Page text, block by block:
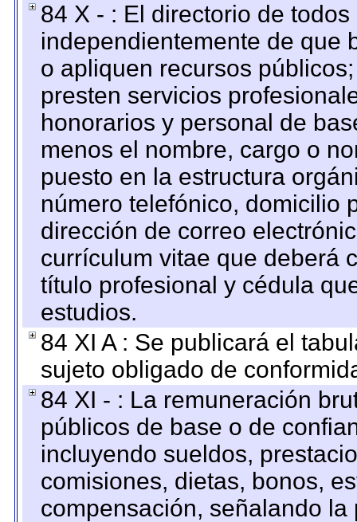
84 X - : El directorio de
independientemente de que
o apliquen recursos
presten servicios
honorarios y personal de
menos el nombre, cargo o
puesto en la estructura
número telefónico, domicilio
dirección de correo
currículum vitae que deberá
título profesional y cédula
estudios.
84 XI A : Se publicará el
sujeto obligado de
84 XI - : La remuneración
públicos de base o de
incluyendo sueldos,
comisiones, dietas, bonos,
compensación, señalando